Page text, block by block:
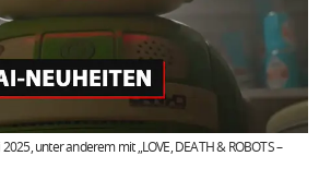
unter anderem mit „LOVE, DEATH & ROBOTS –